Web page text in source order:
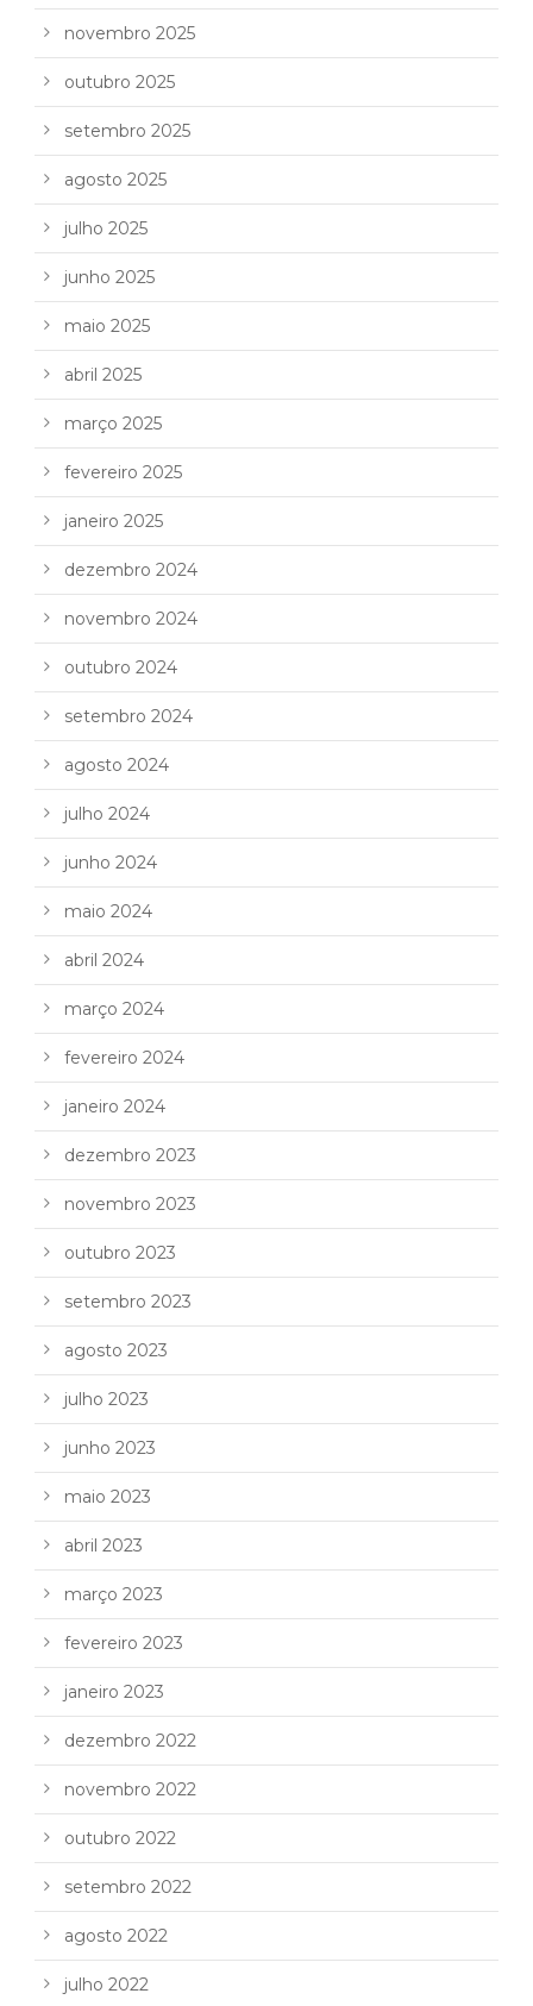
novembro 2025
outubro 2025
setembro 2025
agosto 2025
julho 2025
junho 2025
maio 2025
abril 2025
março 2025
fevereiro 2025
janeiro 2025
dezembro 2024
novembro 2024
outubro 2024
setembro 2024
agosto 2024
julho 2024
junho 2024
maio 2024
abril 2024
março 2024
fevereiro 2024
janeiro 2024
dezembro 2023
novembro 2023
outubro 2023
setembro 2023
agosto 2023
julho 2023
junho 2023
maio 2023
abril 2023
março 2023
fevereiro 2023
janeiro 2023
dezembro 2022
novembro 2022
outubro 2022
setembro 2022
agosto 2022
julho 2022